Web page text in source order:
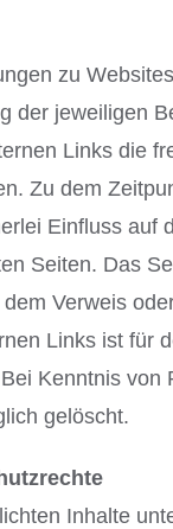
zu
der jeweiligen
Links die
Zu dem
Einfluss auf
Seiten. Das
Verweis
Links ist für
Kenntnis
gelöscht.
Inhalte